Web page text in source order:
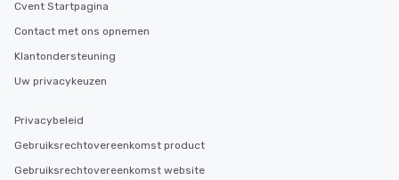
Cvent Startpagina
Contact met ons opnemen
Klantondersteuning
Uw privacykeuzen
Privacybeleid
Gebruiksrechtovereenkomst product
Gebruiksrechtovereenkomst website